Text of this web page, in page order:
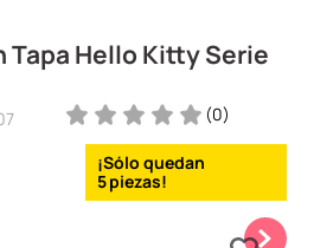
Tapa Hello Kitty Serie
(0)
5